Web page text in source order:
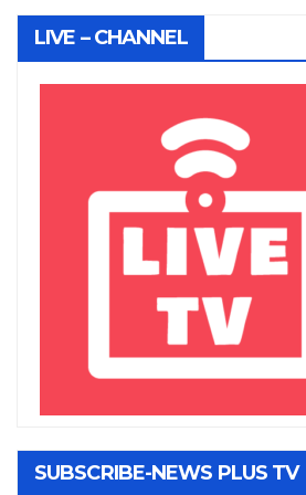
LIVE – CHANNEL
SUBSCRIBE-NEWS PLUS TV